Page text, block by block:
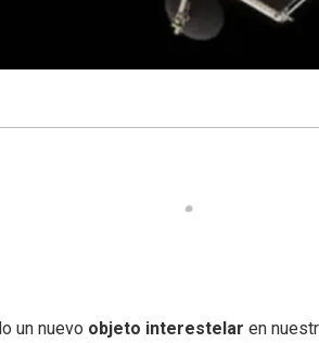
un nuevo objeto interestelar en